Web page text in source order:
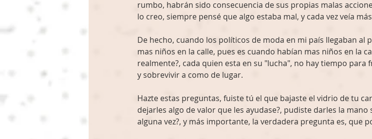
rumbo, habrán sido consecuencia de sus propias malas
lo creo, siempre pensé que algo estaba mal, y cada vez veía
De hecho, cuando los políticos de moda en mi país llegaban al
mas niños en la calle, pues es cuando habían mas niños en la
realmente?, cada quien esta en su "lucha", no hay tiempo para
y sobrevivir a como de lugar.
Hazte estas preguntas, fuiste tú el que bajaste el vidrio de tu
dejarles algo de valor que les ayudase?, pudiste darles la
alguna vez?, y más importante, la verdadera pregunta es, que